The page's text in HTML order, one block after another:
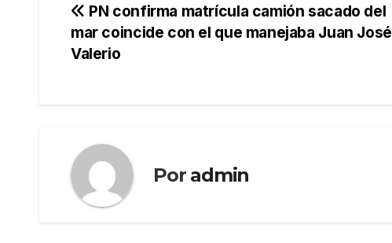
Navegación
de
PN confirma matrícula camión sacado del
mar coincide con el que manejaba Juan José
Valerio
Por admin